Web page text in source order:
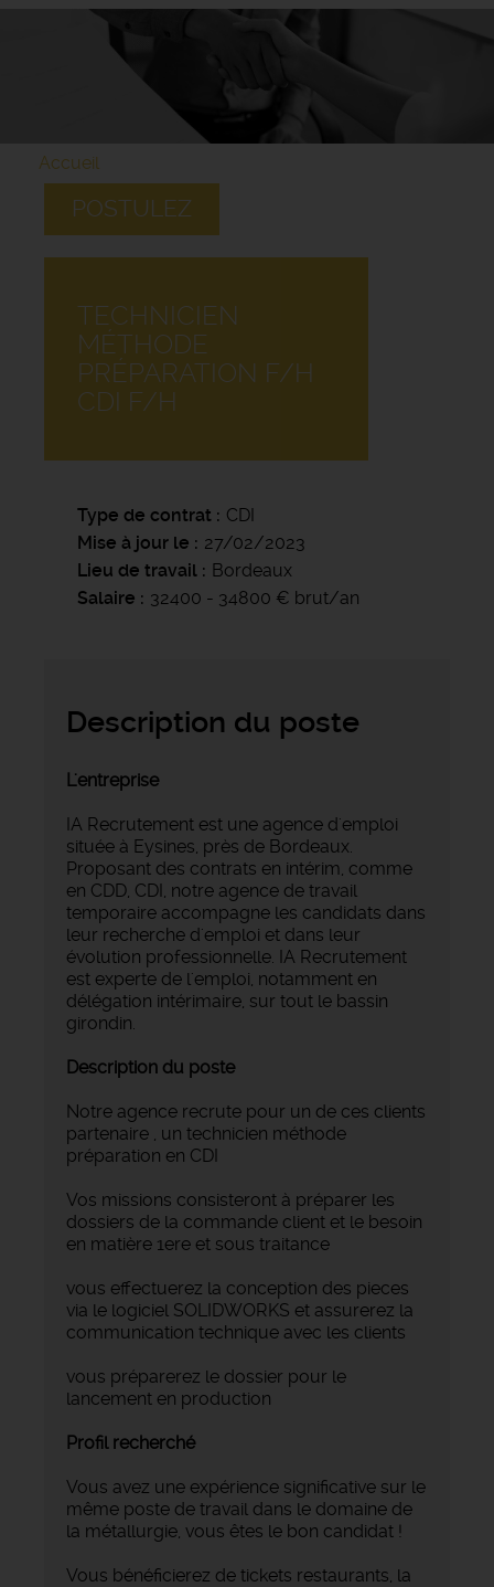
Accueil
POSTULEZ
TECHNICIEN
MÉTHODE
PRÉPARATION F/H
CDI F/H
Type de contrat
CDI
Mise à jour le
27/02/2023
Lieu de travail
Bordeaux
Salaire
32400 - 34800 € brut/an
Description du poste
L'entreprise
IA Recrutement est une agence d'emploi
située à Eysines, près de Bordeaux.
Proposant des contrats en intérim, comme
en CDD, CDI, notre agence de travail
temporaire accompagne les candidats dans
leur recherche d'emploi et dans leur
évolution professionnelle. IA Recrutement
est experte de l'emploi, notamment en
délégation intérimaire, sur tout le bassin
girondin.
Description du poste
Notre agence recrute pour un de ces clients
partenaire , un technicien méthode
préparation en CDI
Vos missions consisteront à préparer les
dossiers de la commande client et le besoin
en matière 1ere et sous traitance
vous effectuerez la conception des pieces
via le logiciel SOLIDWORKS et assurerez la
communication technique avec les clients
vous préparerez le dossier pour le
lancement en production
Profil recherché
Vous avez une expérience significative sur le
même poste de travail dans le domaine de
la métallurgie, vous êtes le bon candidat !
Vous bénéficierez de tickets restaurants, la